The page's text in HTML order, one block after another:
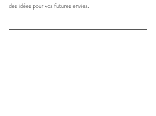
des idées pour vos futures envies.